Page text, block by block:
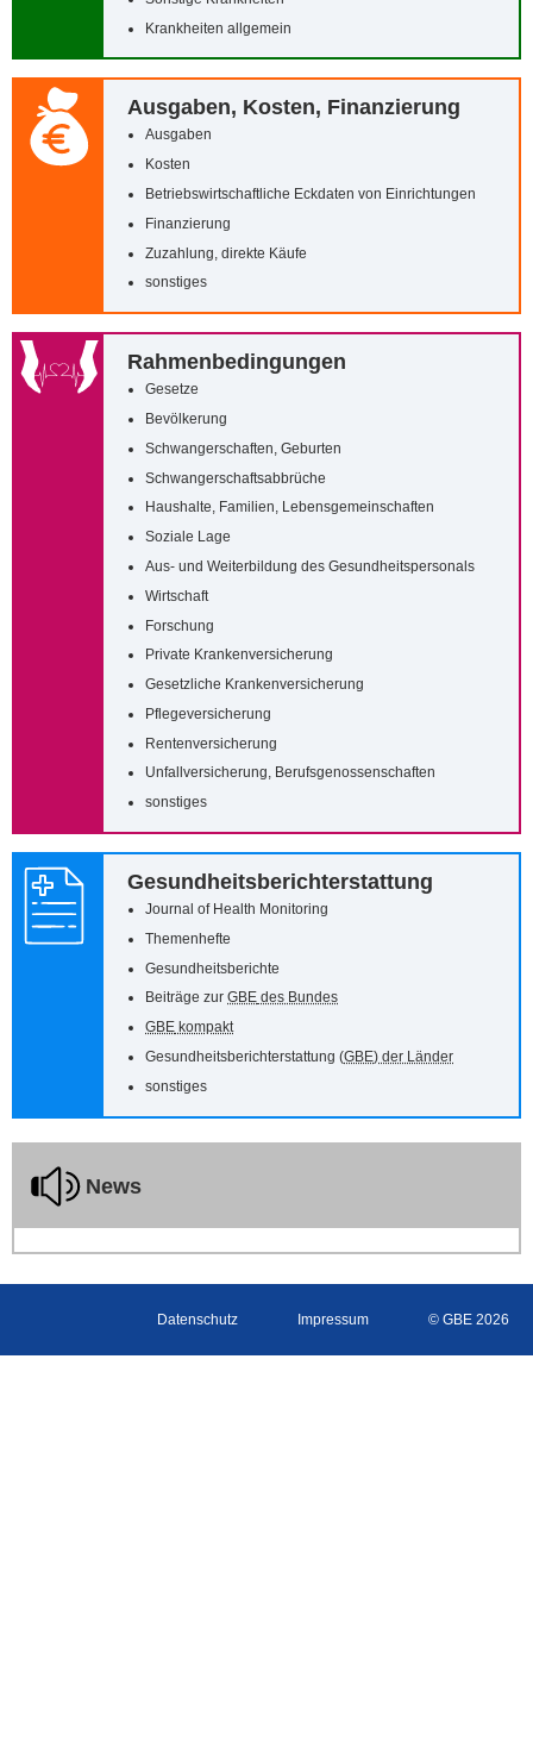
Krankheiten allgemein
Ausgaben, Kosten, Finanzierung
Ausgaben
Kosten
Betriebswirtschaftliche Eckdaten von Einrichtungen
Finanzierung
Zuzahlung, direkte Käufe
sonstiges
Rahmenbedingungen
Gesetze
Bevölkerung
Schwangerschaften, Geburten
Schwangerschaftsabbrüche
Haushalte, Familien, Lebensgemeinschaften
Soziale Lage
Aus- und Weiterbildung des Gesundheitspersonals
Wirtschaft
Forschung
Private Krankenversicherung
Gesetzliche Krankenversicherung
Pflegeversicherung
Rentenversicherung
Unfallversicherung, Berufsgenossenschaften
sonstiges
Gesundheitsberichterstattung
Journal of Health Monitoring
Themenhefte
Gesundheitsberichte
Beiträge zur GBE des Bundes
GBE kompakt
Gesundheitsberichterstattung (GBE) der Länder
sonstiges
News
Datenschutz Impressum © GBE 2026